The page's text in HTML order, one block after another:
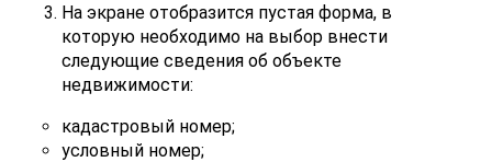
На экране отобразится пустая форма, в
которую необходимо на выбор внести
следующие сведения об объекте
недвижимости:
кадастровый номер;
условный номер;